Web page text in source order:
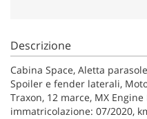
Descrizione
Cabina Space, Aletta
Spoiler e fender laterali,
Traxon, 12 marce, MX
immatricolazione: 07/2020,